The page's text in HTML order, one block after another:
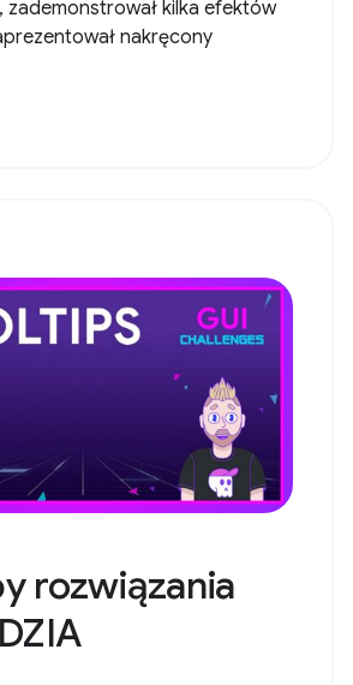
zademonstrował kilka efektów
nakręcony
rozwiązania